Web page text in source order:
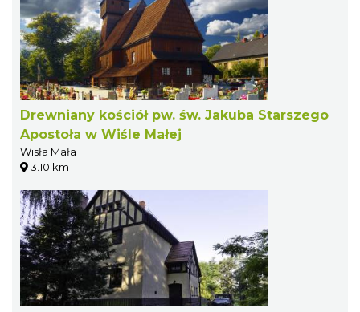
Drewniany kościół pw. św. Jakuba Starszego
Apostoła w Wiśle Małej
Wisła Mała
3.10 km